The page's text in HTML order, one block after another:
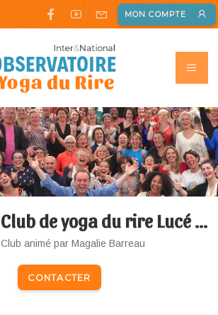
MON COMPTE
Club de yoga du rire Lucé et Gasvilles
Club animé par Magalie Barreau
CONTACTER